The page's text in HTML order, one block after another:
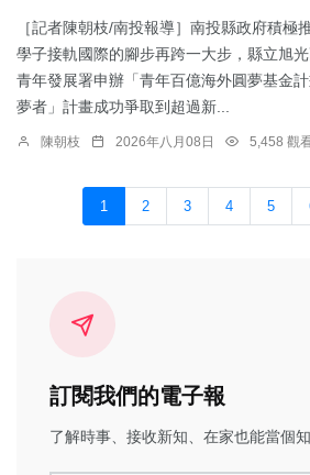
［記者陳朝枝/南投報導］南投縣政府積極
學子接軌國際的腳步再跨一大步，縣立旭
青年發展署申辦「青年百億海外圓夢基金
夢者」計畫成功爭取到超過新...
陳朝枝 2026年八月08日 5,458 觀
1 2 3 4 5
訂閱我們的電子報
了解時事、接收新知、在家也能當個知